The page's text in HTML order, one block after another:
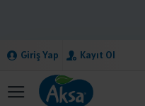
Giriş Yap Kayıt Ol